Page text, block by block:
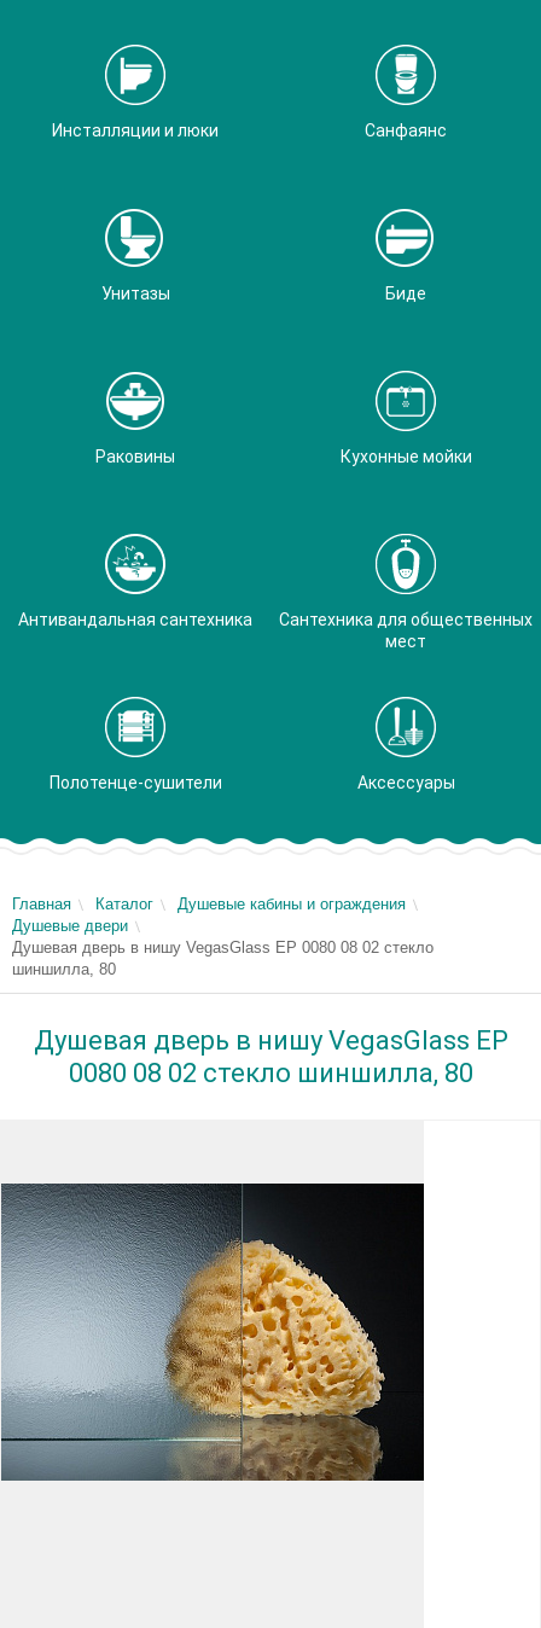
Инсталляции и люки Санфаянс
Унитазы Биде
Раковины Кухонные мойки
Антивандальная сантехника
Сантехника для общественных
мест
Полотенце-сушители Аксессуары
Главная Каталог
Душевые кабины и ограждения
Душевые двери
Душевая дверь в нишу VegasGlass EP 0080 08 02 стекло
шиншилла, 80
Душевая дверь в нишу VegasGlass EP
0080 08 02 стекло шиншилла, 80